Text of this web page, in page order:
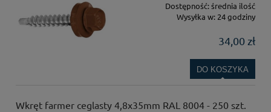
Dostępność:średnia ilość
Wysyłka w: 24 godziny
34,00 zł
DO KOSZYKA
Wkręt farmer ceglasty 4,8x35mm RAL 8004 - 250 szt.